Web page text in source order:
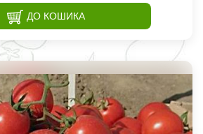
ДО КОШИКА